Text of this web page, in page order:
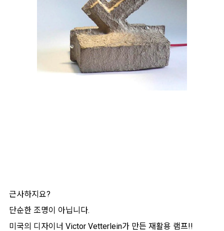
근사하지요?
단순한 조명이 아닙니다.
미국의 디자이너 Victor Vetterlein가 만든 재활용 램프!!